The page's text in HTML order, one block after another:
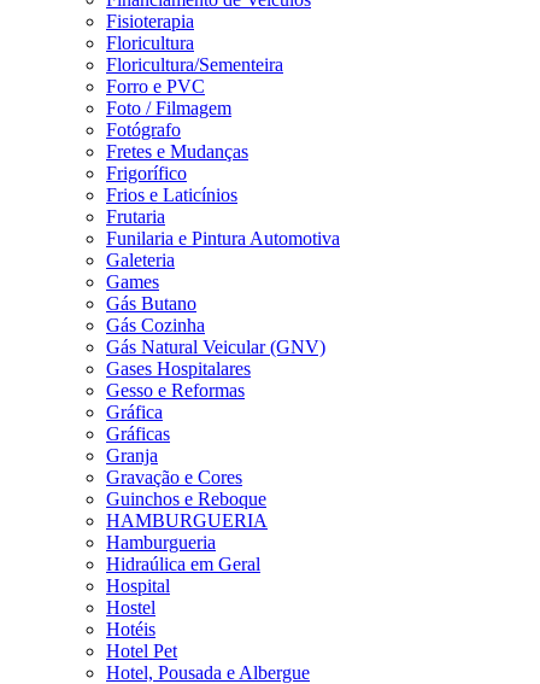
Fisioterapia
Floricultura
Floricultura/Sementeira
Forro e PVC
Foto / Filmagem
Fotógrafo
Fretes e Mudanças
Frigorífico
Frios e Laticínios
Frutaria
Funilaria e Pintura Automotiva
Galeteria
Games
Gás Butano
Gás Cozinha
Gás Natural Veicular (GNV)
Gases Hospitalares
Gesso e Reformas
Gráfica
Gráficas
Granja
Gravação e Cores
Guinchos e Reboque
HAMBURGUERIA
Hamburgueria
Hidraúlica em Geral
Hospital
Hostel
Hotéis
Hotel Pet
Hotel, Pousada e Albergue